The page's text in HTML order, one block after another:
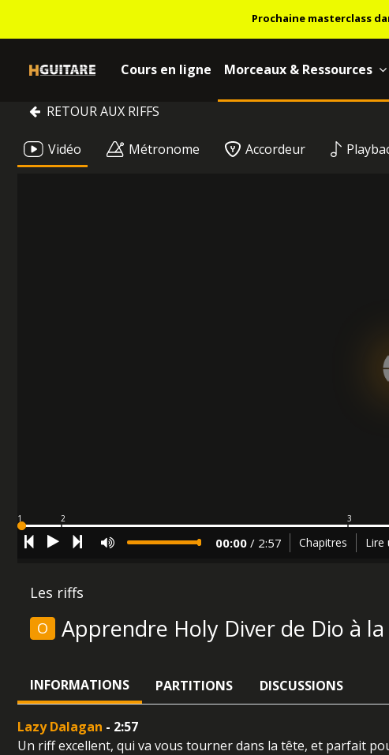
Prochaine masterclass
Cours en ligne Morceaux & Ressources
RETOUR AUX RIFFS
Vidéo Métronome Accordeur
1 2 3
00:00 / 2:57 Chapitres Lire
Les riffs
O
Apprendre Holy Diver de Dio à
INFORMATIONS PARTITIONS DISCUSSIONS
Lazy Dalagan - 2:57
Un riff excellent, qui va vous tourner dans la tête, et parfait